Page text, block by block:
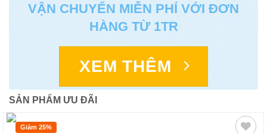
VẬN CHUYỂN MIỄN PHÍ VỚI ĐƠN
HÀNG TỪ 1TR
XEM THÊM
SẢN PHẨM ƯU ĐÃI
Giảm 25%